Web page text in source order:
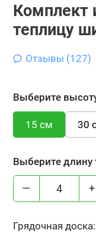
Комплект
теплицу
Отзывы (127)
Выберите
15 см 30
Выберите
— +
Грядочная доска: